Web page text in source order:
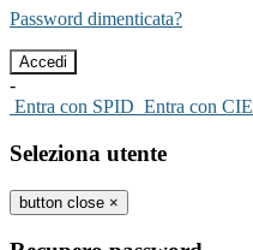
Password dimenticata?
-
Entra con SPID Entra con CIE
Seleziona utente
button close ×